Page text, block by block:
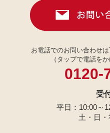
お電話でのお問い合わせ
（タップで電話を
0120-
受
平日：10:00～
土・日